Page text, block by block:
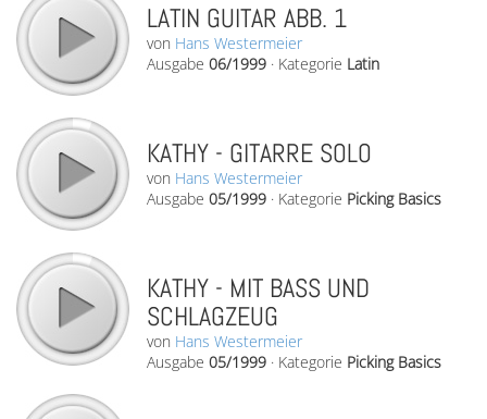
LATIN GUITAR ABB. 1
von Hans Westermeier
Ausgabe 06/1999 · Kategorie Latin
KATHY - GITARRE SOLO
von Hans Westermeier
Ausgabe 05/1999 · Kategorie Picking Basics
KATHY - MIT BASS UND
SCHLAGZEUG
von Hans Westermeier
Ausgabe 05/1999 · Kategorie Picking Basics